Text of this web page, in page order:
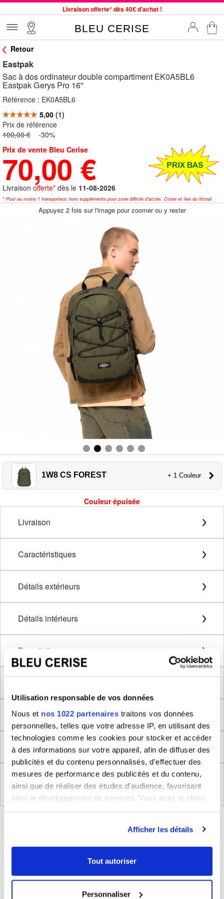
Utilisation responsable de vos données
Nous et nos 1022 partenaires traitons vos données
personnelles, telles que votre adresse IP, en utilisant des
technologies comme les cookies pour stocker et accéder
à des informations sur votre appareil, afin de diffuser des
publicités et du contenu personnalisés, d'effectuer des
mesures de performance des publicités et du contenu,
ainsi que de réaliser des études d’audience, favorisant
ainsi le développement de services. Vous avez le choix
tout moment en consultant la Déclaration relative aux
cookies ou en cliquant sur l'icône de confidentialité.
Collecter des informations sur votre localisation
géographique qui peuvent être précises à plusieurs
Afficher les détails
Tout autoriser
Personnaliser
Livraison offerte* dès 40€ d'achat !
Commande avant 12h expédiée le jour même, du lundi au vendredi
Jusqu'à -75% sur le site du 29/07 au 27/08
Samsonite, Delsey, American Tourister, Little Marcel à Prix Bas
BLEU CERISE
Retour
Eastpak
Sac à dos ordinateur double compartiment EK0A5BL6
Eastpak Gerys Pro 16''
Référence : EK0A5BL6
Prix de référence
100,00 € -30%
Prix de vente Bleu Cerise
70,00 €
Livraison offerte* dès le 11-08-2026
* Pour au moins 1 transporteur, hors suppléments pour zone difficile d'accès, Corse et îles du littoral
Appuyez 2 fois sur l'image pour zoomer ou y rester
1W8 CS FOREST + 1 Couleur
Couleur épuisée
Livraison
Caractéristiques
Détails extérieurs
Détails intérieurs
Description
Dimensions produit
Retour
Règlement (UE) 2023/988 relatifs à la Sécurité
Générale des Produits
BLEUCERISE VOUS CONSEILLE